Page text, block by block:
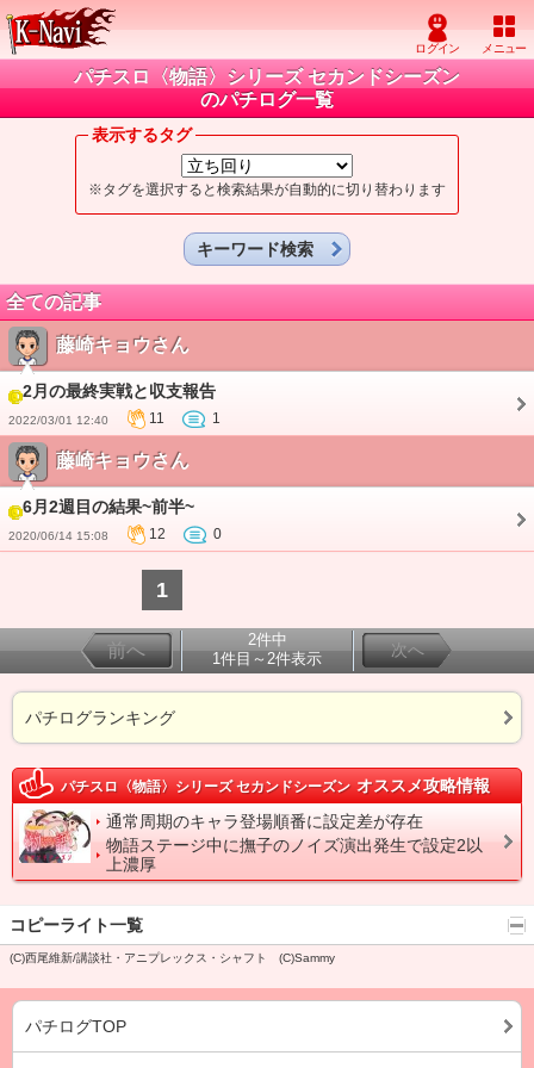
パチスロ〈物語〉シリーズ セカンドシーズン
のパチログ一覧
表示するタグ
※タグを選択すると検索結果が自動的に切り替わります
キーワード検索
全ての記事
藤崎キョウさん
2月の最終実戦と収支報告
2022/03/01 12:40 11 1
藤崎キョウさん
6月2週目の結果~前半~
2020/06/14 15:08 12 0
1
前へ
2件中
1件目～2件表示
次へ
パチログランキング
パチスロ〈物語〉シリーズ セカンドシーズン オススメ攻略情報
通常周期のキャラ登場順番に設定差が存在
物語ステージ中に撫子のノイズ演出発生で設定2以
上濃厚
コピーライト一覧
(C)西尾維新/講談社・アニプレックス・シャフト (C)Sammy
パチログTOP